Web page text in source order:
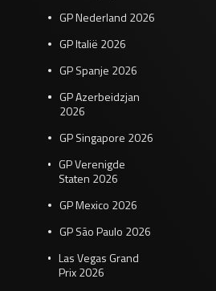
GP Nederland 2026
GP Italië 2026
GP Spanje 2026
GP Azerbeidzjan
2026
GP Singapore 2026
GP Verenigde
Staten 2026
GP Mexico 2026
GP São Paulo 2026
Las Vegas Grand
Prix 2026